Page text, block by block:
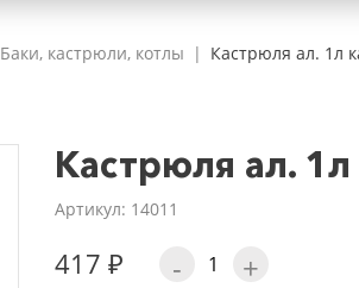
Баки, кастрюли, котлы Кастрюля ал. 1л
Кастрюля ал.
Артикул: 14011
417 ₽ - +